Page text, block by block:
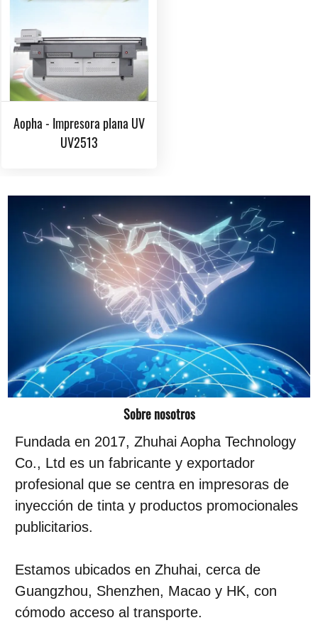
Aopha - Impresora plana UV
UV2513
Sobre nosotros
Fundada en 2017, Zhuhai Aopha Technology
Co., Ltd es un fabricante y exportador
profesional que se centra en impresoras de
inyección de tinta y productos promocionales
publicitarios.
Estamos ubicados en Zhuhai, cerca de
Guangzhou, Shenzhen, Macao y HK, con
cómodo acceso al transporte.